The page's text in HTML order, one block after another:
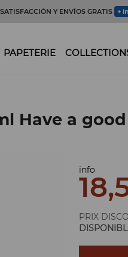
Y ENVÍOS GRATIS +
PAPETERIE
Have a
info
PRIX